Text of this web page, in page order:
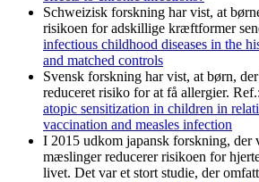
Schweizisk forskning har vist, at
risikoen for adskillige kræftformer
infectious childhood diseases in the
and matched controls
Svensk forskning har vist, at børn,
reduceret risiko for at få allergier. Ref.:
atopic sensitization in children in
vaccination and measles infection
I 2015 udkom japansk forskning, der
mæslinger reducerer risikoen for
livet. Det var et stort studie, der